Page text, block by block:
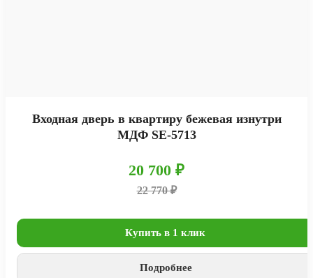
Входная дверь в квартиру бежевая изнутри
МДФ SE-5713
20 700 ₽
22 770 ₽
Купить в 1 клик
Подробнее